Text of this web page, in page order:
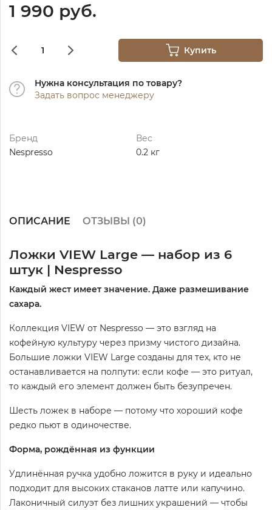
1 990 руб.
Купить
Нужна консультация по товару?
Задать вопрос менеджеру
Бренд
Nespresso
Вес
0.2 кг
ОПИСАНИЕ ОТЗЫВЫ (0)
Ложки VIEW Large — набор из 6
штук | Nespresso
Каждый жест имеет значение. Даже размешивание
сахара.
Коллекция VIEW от Nespresso — это взгляд на
кофейную культуру через призму чистого дизайна.
Большие ложки VIEW Large созданы для тех, кто не
останавливается на полпути: если кофе — это ритуал,
то каждый его элемент должен быть безупречен.
Шесть ложек в наборе — потому что хороший кофе
редко пьют в одиночестве.
Форма, рождённая из функции
Удлинённая ручка удобно ложится в руку и идеально
подходит для высоких стаканов латте или капучино.
Лаконичный силуэт без лишних украшений — чтобы